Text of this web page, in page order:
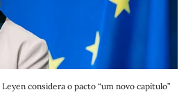
considera o pacto “um novo capítulo”